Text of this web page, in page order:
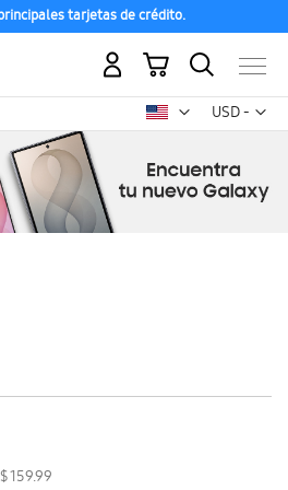
tarjetas de crédito.
USD -
dólar
Mi carrito
159.99